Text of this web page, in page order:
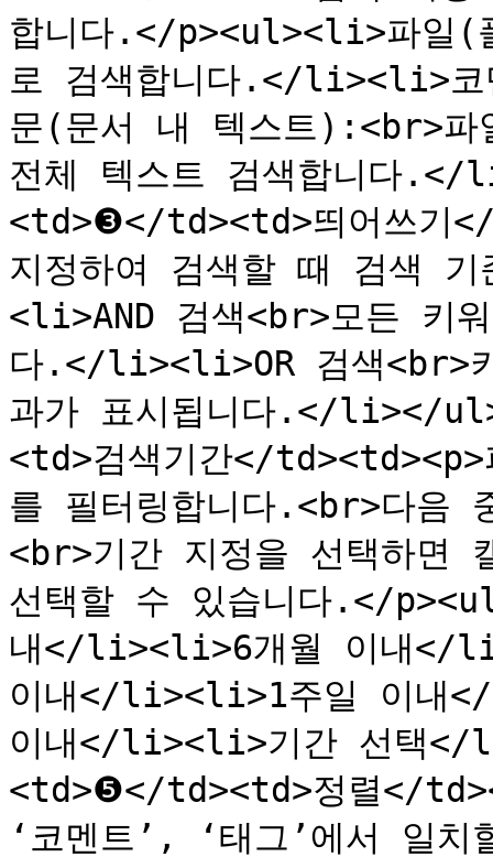
합니다.</p><ul><li>파일(
로 검색합니다.</li><li>
문(문서 내 텍스트):<br>파
전체 텍스트 검색합니다
<td>❸</td><td>띄어쓰기
지정하여 검색할 때 검색
<li>AND 검색<br>모든 키
다.</li><li>OR 검색<br>
과가 표시됩니다.</li></
<td>검색기간</td><td><p>
를 필터링합니다.<br>다음
<br>기간 지정을 선택하면
선택할 수 있습니다.</
내</li><li>6개월 이내</
이내</li><li>1주일 이
이내</li><li>기간 선택
<td>❺</td><td>정렬</
‘코멘트’, ‘태그’에서 일